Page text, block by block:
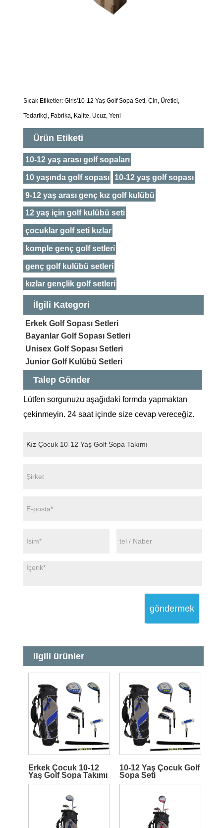
Sıcak Etiketler: Girls'10-12 Yaş Golf Sopa Seti, Çin, Üretici,
Tedarikçi, Fabrika, Kalite, Ucuz, Yeni
Ürün Etiketi
10-12 yaş arası golf sopaları
10 yaşında golf sopası 10-12 yaş golf sopası
9-12 yaş arası genç kız golf kulübü
12 yaş için golf kulübü seti
çocuklar golf seti kızlar
komple genç golf setleri
genç golf kulübü setleri
kızlar gençlik golf setleri
İlgili Kategori
Erkek Golf Sopası Setleri
Bayanlar Golf Sopası Setleri
Unisex Golf Sopası Setleri
Junior Golf Kulübü Setleri
Talep Gönder
Lütfen sorgunuzu aşağıdaki formda yapmaktan
çekinmeyin. 24 saat içinde size cevap vereceğiz.
göndermek
ilgili ürünler
Erkek Çocuk 10-12
Yaş Golf Sopa Takımı
10-12 Yaş Çocuk Golf
Sopa Seti